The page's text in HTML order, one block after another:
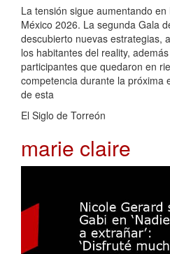
La tensión sigue aumentando
México 2026. La segunda Gala
descubierto nuevas estrategias,
los habitantes del reality,
participantes que quedaron en
competencia durante la próxima
de esta
El Siglo de Torreón
marie claire